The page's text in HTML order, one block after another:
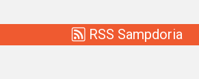
RSS Sampdoria